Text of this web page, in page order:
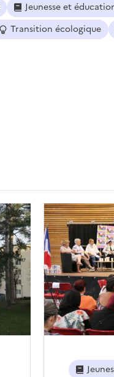
Jeunesse et
Transition écologique